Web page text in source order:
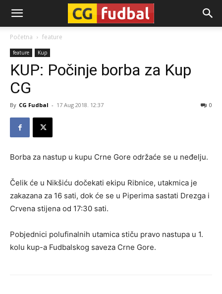
CG-
Fudbal
Početna feature
feature Kup
KUP: Počinje borba za Kup
CG
By CG Fudbal - 17 Aug 2018. 12:37 0
Borba za nastup u kupu Crne Gore održaće se u neđelju.
Čelik će u Nikšiću dočekati ekipu Ribnice, utakmica je
zakazana za 16 sati, dok će se u Piperima sastati Drezga i
Crvena stijena od 17:30 sati.
Pobjednici polufinalnih utamica stiču pravo nastupa u 1.
kolu kup-a Fudbalskog saveza Crne Gore.